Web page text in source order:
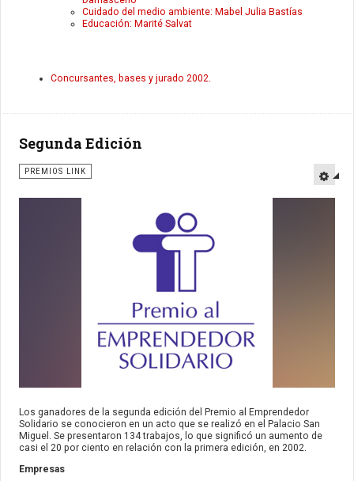
Cuidado del medio ambiente: Mabel Julia Bastías
Educación: Marité Salvat
Concursantes, bases y jurado 2002.
Segunda Edición
PREMIOS LINK
Los ganadores de la segunda edición del Premio al Emprendedor
Solidario se conocieron en un acto que se realizó en el Palacio San
Miguel. Se presentaron 134 trabajos, lo que significó un aumento de
casi el 20 por ciento en relación con la primera edición, en 2002.
Empresas